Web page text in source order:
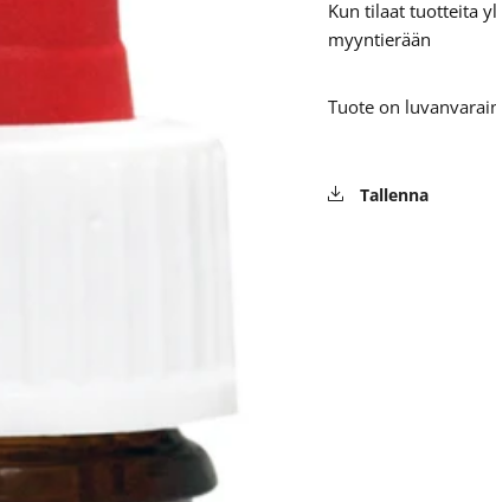
Kun tilaat tuotteita
myyntierään
Tuote on
Tallenna